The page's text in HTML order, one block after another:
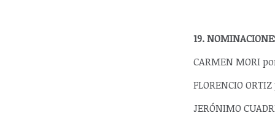
19.
CARMEN MORI
FLORENCIO
JERÓNIMO